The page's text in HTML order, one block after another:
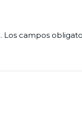
Los campos